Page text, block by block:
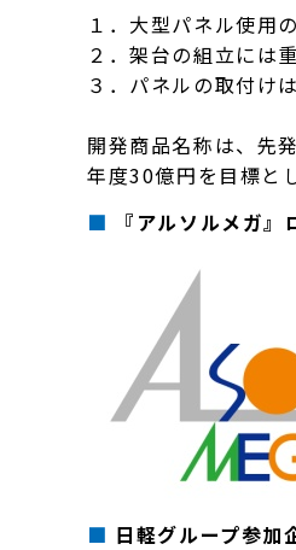
１．大型パネル使用
２．架台の組立には
３．パネルの取付け
開発商品名称は、先
年度30億円を目標と
『アルソルメガ』
日軽グループ参加